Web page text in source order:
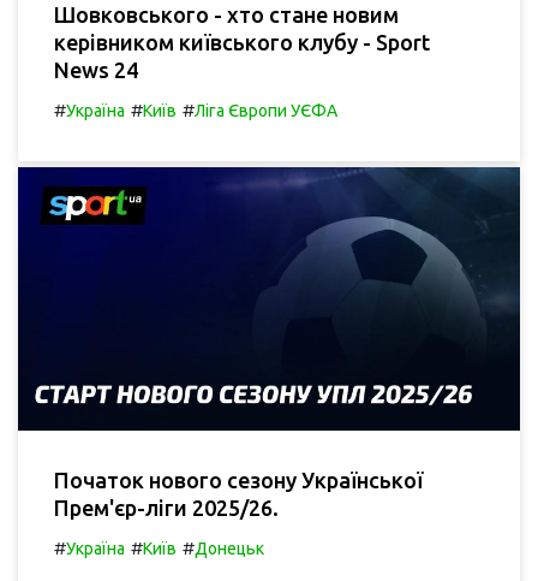
Шовковського - хто стане новим
керівником київського клубу - Sport
News 24
#Україна #Київ #Ліга Європи УЄФА
Початок нового сезону Української
Прем'єр-ліги 2025/26.
#Україна #Київ #Донецьк